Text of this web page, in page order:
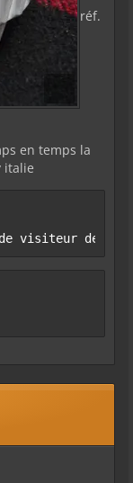
réf.
en temps la
italie
visiteur de